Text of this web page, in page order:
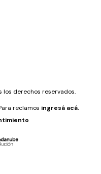
los derechos reservados.
reclamos ingresá acá.